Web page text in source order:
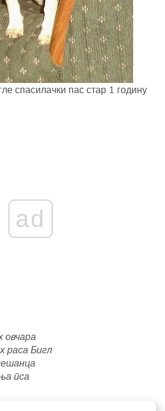
спасилачки пас стар 1 годину
ad
овчара
раса Бигл
пса